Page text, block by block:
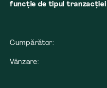
funcție de tipul tranzacției
Cumpărător:
Vânzare: